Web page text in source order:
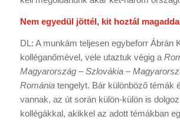
Nem egyedül jöttél, kit hoztál
DL: A munkám teljesen egybeforr Ábrán
kolléganőmével, vele utaztuk végig a
Magyarország – Szlovákia –
Romániatengelyt. Bár különböző témák
vannak, az út során külön-külön is
kollégákkal, akikkel az adott témákban